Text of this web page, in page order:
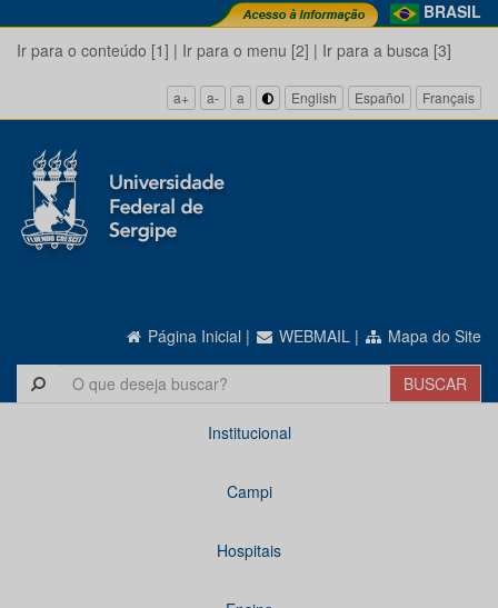
BRASIL
Ir para o conteúdo [1] | Ir para o menu [2] | Ir para a busca [3]
a+ a- a English Español Français
Página Inicial | WEBMAIL | Mapa do Site
Institucional
Campi
Hospitais